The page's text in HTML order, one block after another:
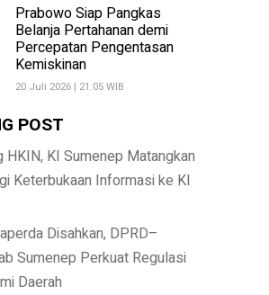
Prabowo Siap Pangkas
Belanja Pertahanan demi
Percepatan Pengentasan
Kemiskinan
20 Juli 2026 | 21:05 WIB
POST
HKIN, KI Sumenep Matangkan
Keterbukaan Informasi ke KI
Disahkan, DPRD–
Sumenep Perkuat Regulasi
Daerah